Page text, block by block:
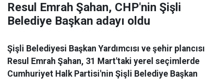
Resul Emrah Şahan, CHP'nin Şişli
Belediye Başkan adayı oldu
Şişli Belediyesi Başkan Yardımcısı ve şehir plancısı
Resul Emrah Şahan, 31 Mart'taki yerel seçimlerde
Cumhuriyet Halk Partisi'nin Şişli Belediye Başkan